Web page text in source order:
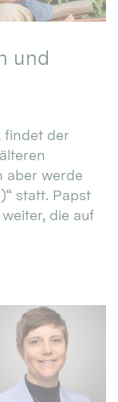
und
findet der
aber werde
statt. Papst
die auf